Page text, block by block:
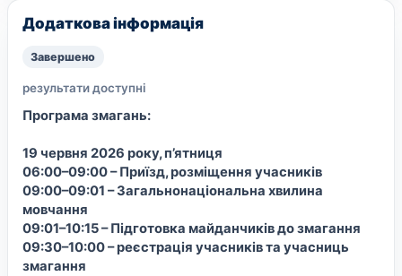
Додаткова інформація
Завершено
результати доступні
Програма змагань:
19 червня 2026 року, п’ятниця
06:00–09:00 – Приїзд, розміщення учасників
09:00–09:01 – Загальнонаціональна хвилина
мовчання
09:01–10:15 – Підготовка майданчиків до змагання
09:30–10:00 – реєстрація учасників та учасниць
змагання